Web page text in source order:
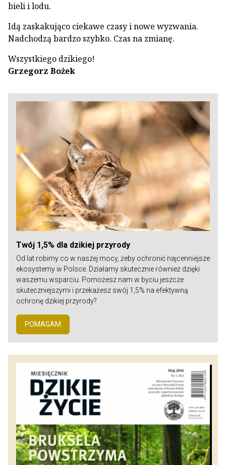
bieli i lodu.
Idą zaskakująco ciekawe czasy i nowe wyzwania.
Nadchodzą bardzo szybko. Czas na zmianę.
Wszystkiego dzikiego!
Grzegorz Bożek
Twój 1,5% dla dzikiej przyrody
Od lat robimy co w naszej mocy, żeby ochronić najcenniejsze
ekosystemy w Polsce. Działamy skutecznie również dzięki
waszemu wsparciu. Pomożesz nam w byciu jeszcze
skuteczniejszymi i przekażesz swój 1,5% na efektywną
ochronę dzikiej przyrody?
POMAGAM